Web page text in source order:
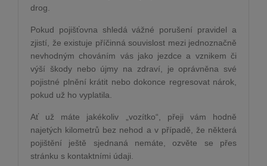
drog.
Pokud pojišťovna shledá vážné porušení pravidel a
zjistí, že existuje příčinná souvislost mezi jednoznačně
nevhodným chováním vás jako jezdce a vznikem či
výší škody nebo újmy na zdraví, je oprávněna své
pojistné plnění krátit nebo dokonce regresovat nárok,
pokud už ho vyplatila.
Ať už máte jakékoliv „vozítko“, přeji vám hodně
najetých kilometrů bez nehod a v případě, že některá
pojištění ještě sjednaná nemáte, ozvěte se přes
stránku s kontaktními údaji.